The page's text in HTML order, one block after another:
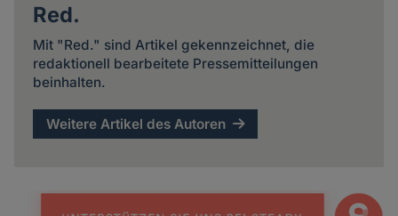
Red.
Mit "Red." sind Artikel gekennzeichnet, die
redaktionell bearbeitete Pressemitteilungen
beinhalten.
Weitere Artikel des Autoren